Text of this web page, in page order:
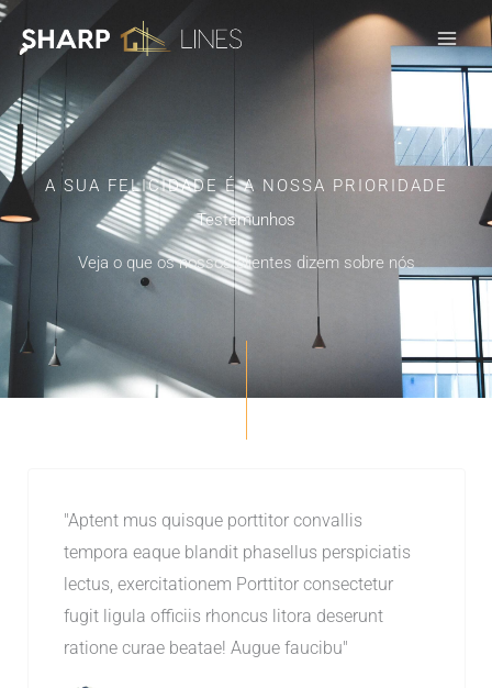
Skip
content
A SUA FELICIDADE É A NOSSA PRIORIDADE
Testemunhos
Veja o que os nossos clientes dizem sobre nós
"Aptent mus quisque porttitor convallis
tempora eaque blandit phasellus perspiciatis
lectus, exercitationem Porttitor consectetur
fugit ligula officiis rhoncus litora deserunt
ratione curae beatae! Augue faucibu"